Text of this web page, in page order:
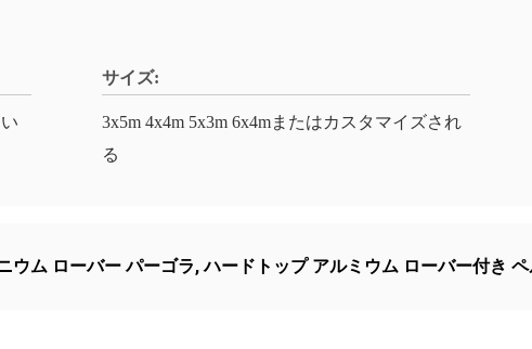
サイズ:
3x5m 4x4m 5x3m 6x4mまたはカスタマイズされ
る
ウム ローバー パーゴラ,ハードトップ アルミウム ローバー付き ペ